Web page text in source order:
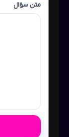
متن سؤال